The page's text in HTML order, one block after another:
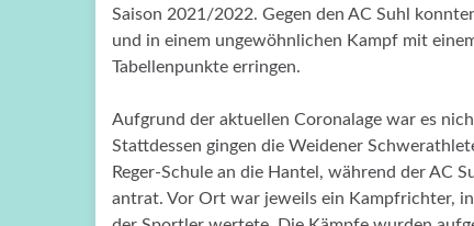
Saison 2021/2022. Gegen den AC Suhl
und in einem ungewöhnlichen Kampf mit
Tabellenpunkte erringen.
Aufgrund der aktuellen Coronalage war es
Stattdessen gingen die Weidener
Reger-Schule an die Hantel, während der AC
antrat. Vor Ort war jeweils ein Kampfrichter,